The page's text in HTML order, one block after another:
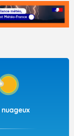
nuageux